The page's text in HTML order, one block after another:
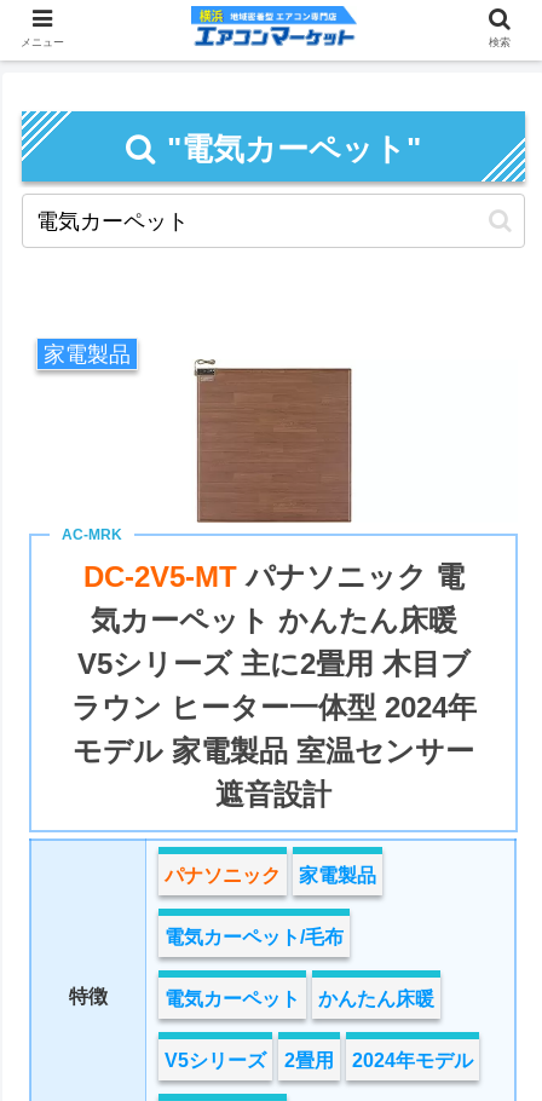
"電気カーペット"
家電製品
DC-2V5-MTパナソニック 電
気カーペット かんたん床暖
V5シリーズ 主に2畳用 木目ブ
ラウン ヒーター一体型 2024年
モデル 家電製品 室温センサー
遮音設計
特徴
パナソニック 家電製品
電気カーペット/毛布
電気カーペット かんたん床暖
V5シリーズ 2畳用 2024年モデル
メニュー 検索